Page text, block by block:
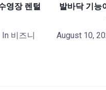
영장 렌털
In 비즈니
발바닥 기능
August 10,